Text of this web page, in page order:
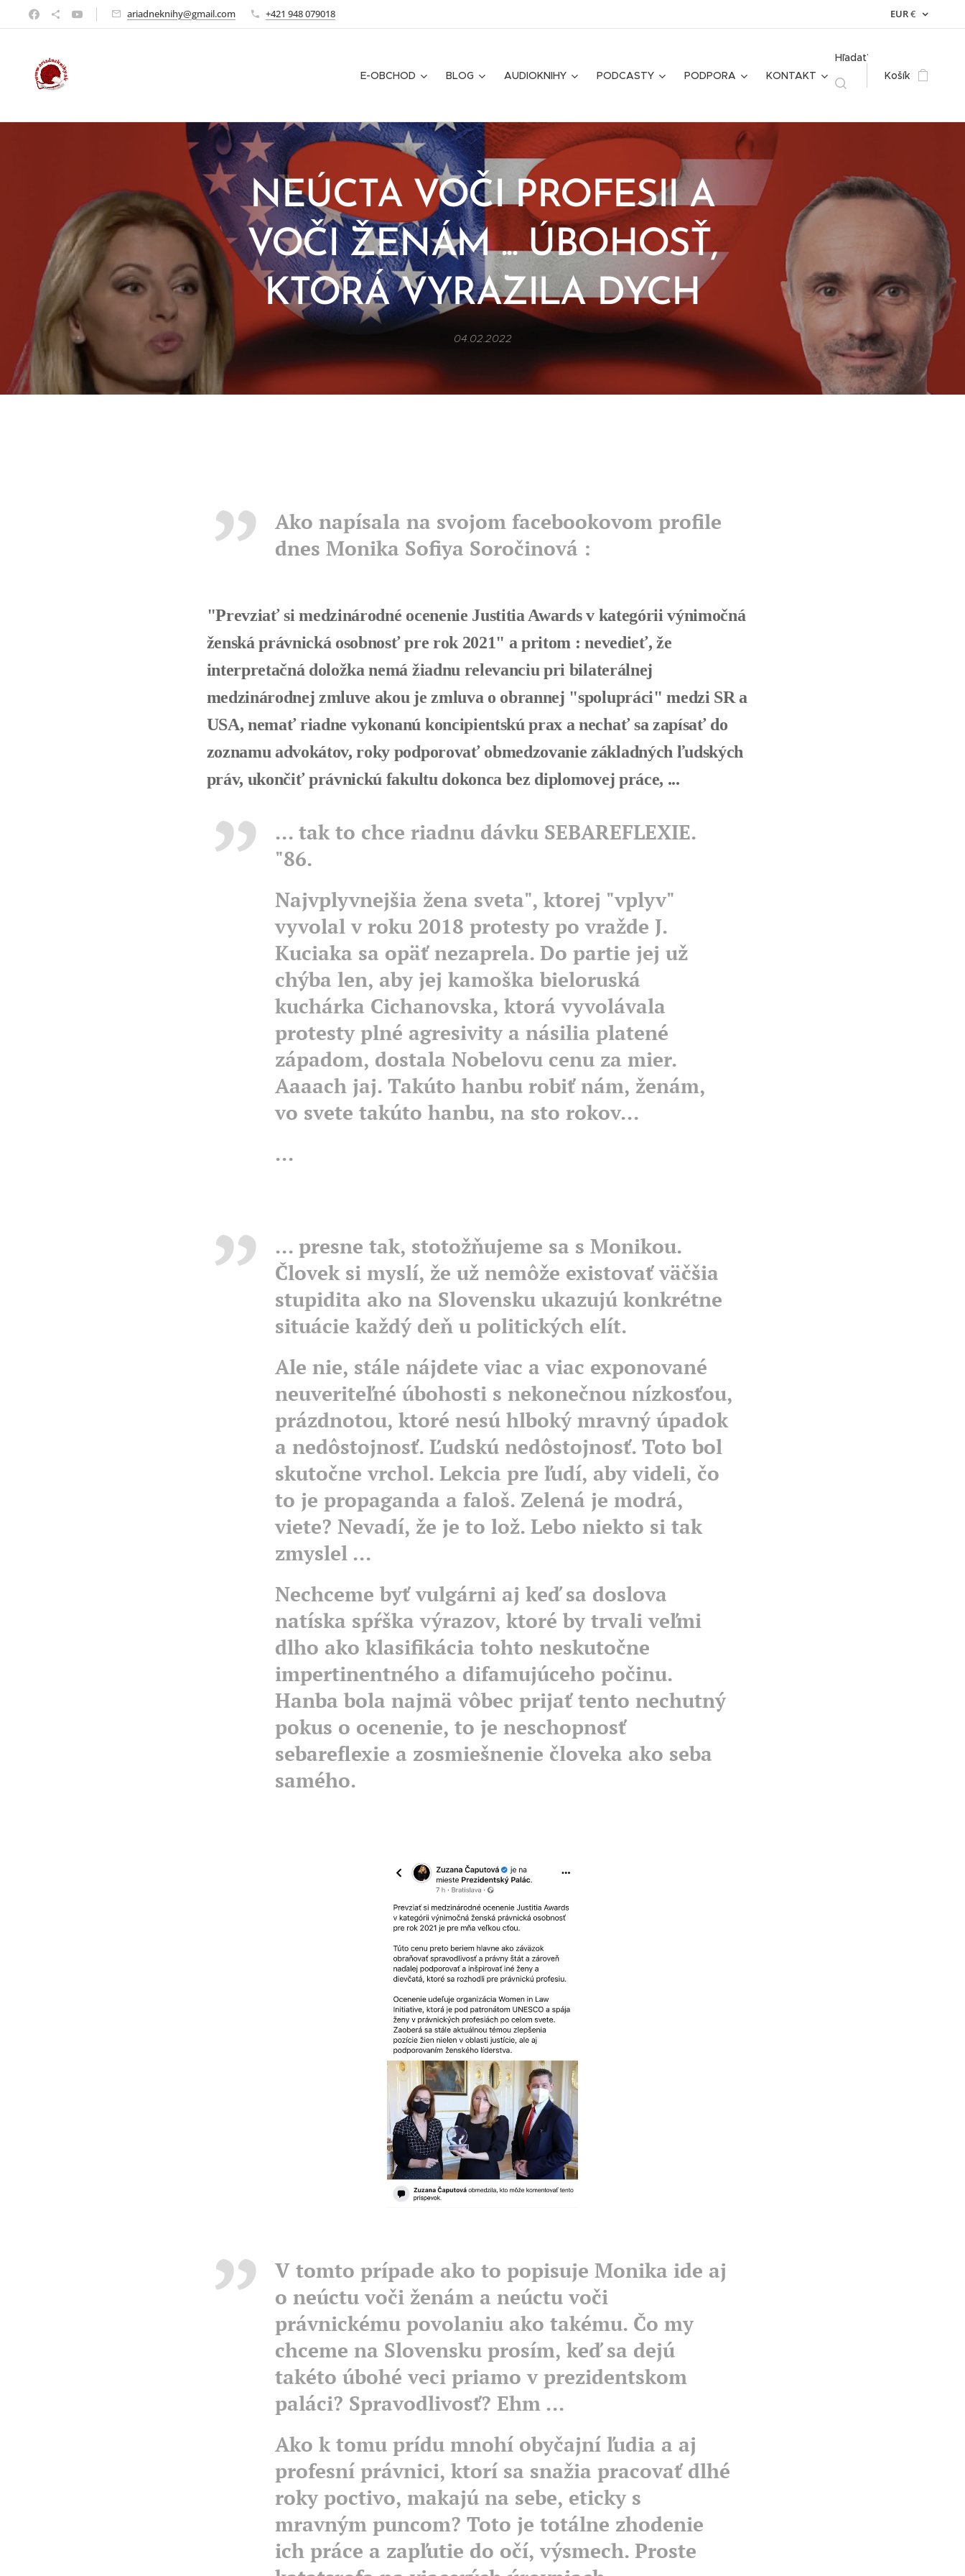
ariadneknihy@gmail.com +421 948 079018 EUR€
E-OBCHOD BLOG AUDIOKNIHY PODCASTY PODPORA KONTAKT
Hľadať
Košík
NEÚCTA VOČI PROFESII A
VOČI ŽENÁM ... ÚBOHOSŤ,
KTORÁ VYRAZILA DYCH
04.02.2022
Ako napísala na svojom facebookovom profile
dnes Monika Sofiya Soročinová :
"Prevziať si medzinárodné ocenenie Justitia Awards v kategórii výnimočná
ženská právnická osobnosť pre rok 2021" a pritom : nevedieť, že
interpretačná doložka nemá žiadnu relevanciu pri bilaterálnej
medzinárodnej zmluve akou je zmluva o obrannej "spolupráci" medzi SR a
USA, nemať riadne vykonanú koncipientskú prax a nechať sa zapísať do
zoznamu advokátov, roky podporovať obmedzovanie základných ľudských
práv, ukončiť právnickú fakultu dokonca bez diplomovej práce, ...
... tak to chce riadnu dávku SEBAREFLEXIE.
"86.
Najvplyvnejšia žena sveta", ktorej "vplyv"
vyvolal v roku 2018 protesty po vražde J.
Kuciaka sa opäť nezaprela. Do partie jej už
chýba len, aby jej kamoška bieloruská
kuchárka Cichanovska, ktorá vyvolávala
protesty plné agresivity a násilia platené
západom, dostala Nobelovu cenu za mier.
Aaaach jaj. Takúto hanbu robiť nám, ženám,
vo svete takúto hanbu, na sto rokov...
...
... presne tak, stotožňujeme sa s Monikou.
Človek si myslí, že už nemôže existovať väčšia
stupidita ako na Slovensku ukazujú konkrétne
situácie každý deň u politických elít.
Ale nie, stále nájdete viac a viac exponované
neuveriteľné úbohosti s nekonečnou nízkosťou,
prázdnotou, ktoré nesú hlboký mravný úpadok
a nedôstojnosť. Ľudskú nedôstojnosť. Toto bol
skutočne vrchol. Lekcia pre ľudí, aby videli, čo
to je propaganda a faloš. Zelená je modrá,
viete? Nevadí, že je to lož. Lebo niekto si tak
zmyslel ...
Nechceme byť vulgárni aj keď sa doslova
natíska spŕška výrazov, ktoré by trvali veľmi
dlho ako klasifikácia tohto neskutočne
impertinentného a difamujúceho počinu.
Hanba bola najmä vôbec prijať tento nechutný
pokus o ocenenie, to je neschopnosť
sebareflexie a zosmiešnenie človeka ako seba
samého.
V tomto prípade ako to popisuje Monika ide aj
o neúctu voči ženám a neúctu voči
právnickému povolaniu ako takému. Čo my
chceme na Slovensku prosím, keď sa dejú
takéto úbohé veci priamo v prezidentskom
paláci? Spravodlivosť? Ehm ...
Ako k tomu prídu mnohí obyčajní ľudia a aj
profesní právnici, ktorí sa snažia pracovať dlhé
roky poctivo, makajú na sebe, eticky s
mravným puncom? Toto je totálne zhodenie
ich práce a zapľutie do očí, výsmech. Proste